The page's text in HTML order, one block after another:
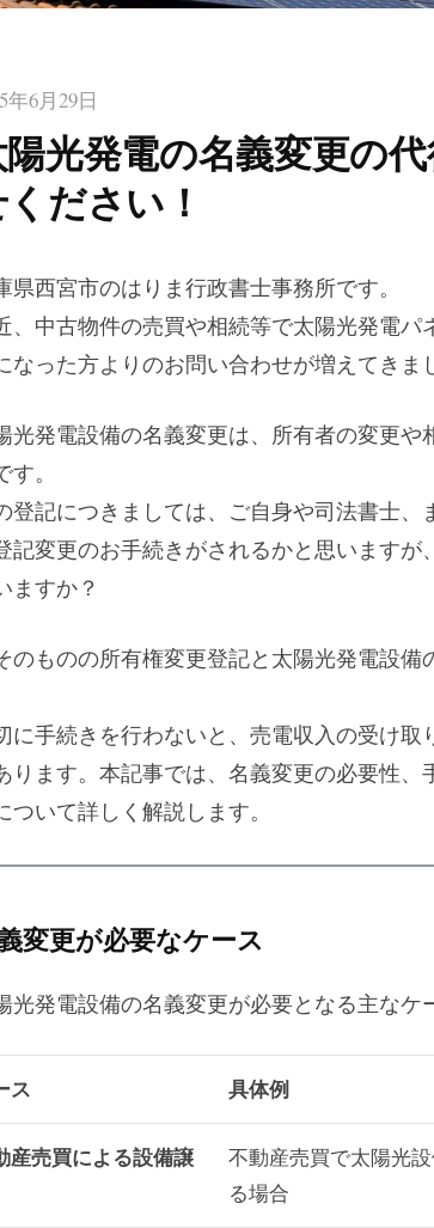
年6月29日
光発電の名義変更の
ださい！
県西宮市のはりま行政書士事務所です。
、中古物件の売買や相続等で太陽光発電パ
なった方よりのお問い合わせが増えてきま
光発電設備の名義変更は、所有者の変更
す。
登記につきましては、ご自身や司法書士
記変更のお手続きがされるかと思います
ますか？
のものの所有権変更登記と太陽光発電設
に手続きを行わないと、売電収入の受け
ります。本記事では、名義変更の必要性
ついて詳しく解説します。
変更が必要なケース
光発電設備の名義変更が必要となる主なケ
ス 具体例
産売買による設備譲
不動産売買で太陽光
る場合